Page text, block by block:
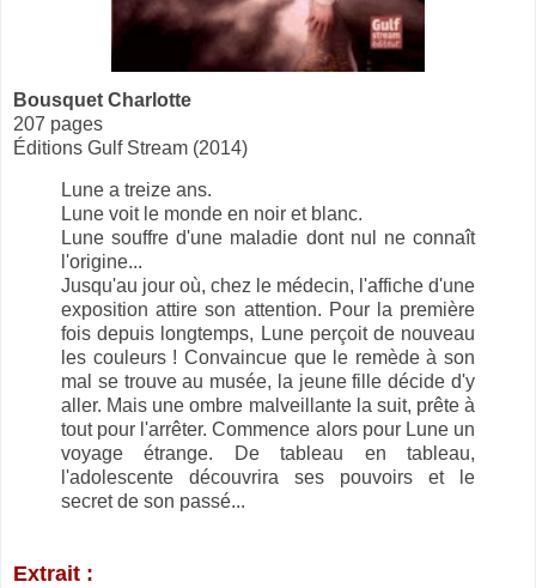
Bousquet Charlotte
207 pages
Éditions Gulf Stream (2014)
Lune a treize ans.
Lune voit le monde en noir et blanc.
Lune souffre d'une maladie dont nul ne connaît
l'origine...
Jusqu'au jour où, chez le médecin, l'affiche d'une
exposition attire son attention. Pour la première
fois depuis longtemps, Lune perçoit de nouveau
les couleurs ! Convaincue que le remède à son
mal se trouve au musée, la jeune fille décide d'y
aller. Mais une ombre malveillante la suit, prête à
tout pour l'arrêter. Commence alors pour Lune un
voyage étrange. De tableau en tableau,
l'adolescente découvrira ses pouvoirs et le
secret de son passé...
Extrait :